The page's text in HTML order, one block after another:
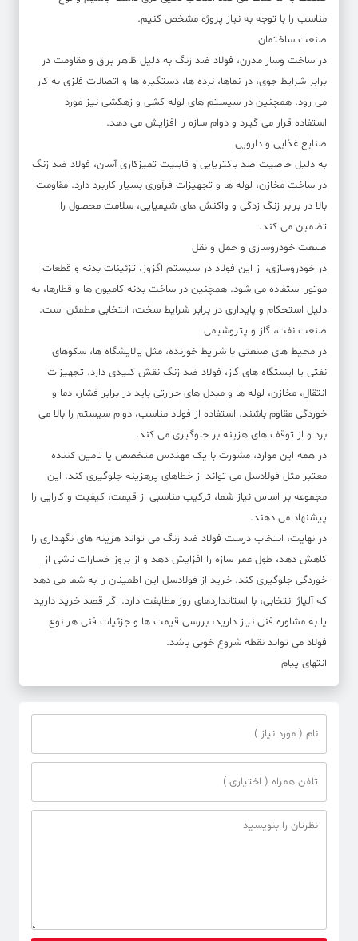
مناسب را با توجه به نیاز پروژه مشخص کنیم.
صنعت ساختمان
در ساخت وساز مدرن، فولاد ضد زنگ به دلیل ظاهر براق و مقاومت در
برابر شرایط جوی، در نماها، نرده ها، دستگیره ها و اتصالات فلزی به کار
می رود. همچنین در سیستم های لوله کشی و زهکشی نیز مورد
استفاده قرار می گیرد و دوام سازه را افزایش می دهد.
صنایع غذایی و دارویی
به دلیل خاصیت ضد باکتریایی و قابلیت تمیزکاری آسان، فولاد ضد زنگ
در ساخت مخازن، لوله ها و تجهیزات فرآوری بسیار کاربرد دارد. مقاومت
بالا در برابر زنگ زدگی و واکنش های شیمیایی، سلامت محصول را
تضمین می کند.
صنعت خودروسازی و حمل و نقل
در خودروسازی، از این فولاد در سیستم اگزوز، تزئینات بدنه و قطعات
موتور استفاده می شود. همچنین در ساخت بدنه کامیون ها و قطارها، به
دلیل استحکام و پایداری در برابر شرایط سخت، انتخابی مطمئن است.
صنعت نفت، گاز و پتروشیمی
در محیط های صنعتی با شرایط خورنده، مثل پالایشگاه ها، سکوهای
نفتی یا ایستگاه های گاز، فولاد ضد زنگ نقش کلیدی دارد. تجهیزات
انتقال، مخازن، لوله ها و مبدل های حرارتی باید در برابر فشار، دما و
خوردگی مقاوم باشند. استفاده از فولاد مناسب، دوام سیستم را بالا می
برد و از توقف های هزینه بر جلوگیری می کند.
در همه این موارد، مشورت با یک مهندس متخصص یا تامین کننده
معتبر مثل فولادسل می تواند از خطاهای پرهزینه جلوگیری کند. این
مجموعه بر اساس نیاز شما، ترکیب مناسبی از قیمت، کیفیت و کارایی را
پیشنهاد می دهند.
در نهایت، انتخاب درست فولاد ضد زنگ می تواند هزینه های نگهداری را
کاهش دهد، طول عمر سازه را افزایش دهد و از بروز خسارات ناشی از
خوردگی جلوگیری کند. خرید از فولادسل این اطمینان را به شما می دهد
که آلیاژ انتخابی، با استانداردهای روز مطابقت دارد. اگر قصد خرید دارید
یا به مشاوره فنی نیاز دارید، بررسی قیمت ها و جزئیات فنی هر نوع
فولاد می تواند نقطه شروع خوبی باشد.
انتهای پیام